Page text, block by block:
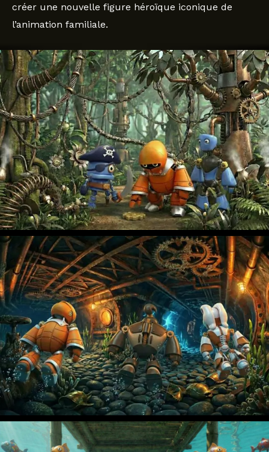
créer une nouvelle figure héroïque iconique de
l’animation familiale.